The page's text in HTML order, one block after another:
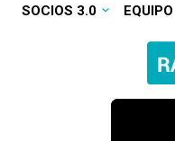
SOCIOS 3.0 EQUIPO